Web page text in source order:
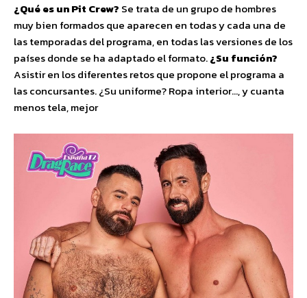
¿Qué es un Pit Crew? Se trata de un grupo de hombres
muy bien formados que aparecen en todas y cada una de
las temporadas del programa, en todas las versiones de los
países donde se ha adaptado el formato.¿Su función?
Asistir en los diferentes retos que propone el programa a
las concursantes. ¿Su uniforme? Ropa interior…, y cuanta
menos tela, mejor